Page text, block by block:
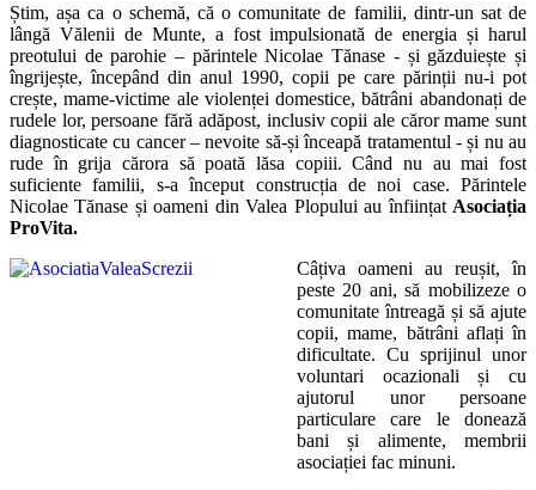
Știm, așa ca o schemă, că o comunitate de familii, dintr-un sat de
lângă Vălenii de Munte, a fost impulsionată de energia și harul
preotului de parohie – părintele Nicolae Tănase - și găzduiește și
îngrijește, începând din anul 1990, copii pe care părinții nu-i pot
crește, mame-victime ale violenței domestice, bătrâni abandonați de
rudele lor, persoane fără adăpost, inclusiv copii ale căror mame sunt
diagnosticate cu cancer – nevoite să-și înceapă tratamentul - și nu au
rude în grija cărora să poată lăsa copiii. Când nu au mai fost
suficiente familii, s-a început construcția de noi case. Părintele
Nicolae Tănase și oameni din Valea Plopului au înființat Asociația
ProVita.
Câțiva oameni au reușit, în
peste 20 ani, să mobilizeze o
comunitate întreagă și să ajute
copii, mame, bătrâni aflați în
dificultate. Cu sprijinul unor
voluntari ocazionali și cu
ajutorul unor persoane
particulare care le donează
bani și alimente, membrii
asociației fac minuni.